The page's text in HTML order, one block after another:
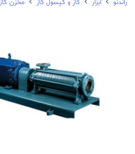
راندنو ابزار گاز و کپسول گاز مخزن گاز